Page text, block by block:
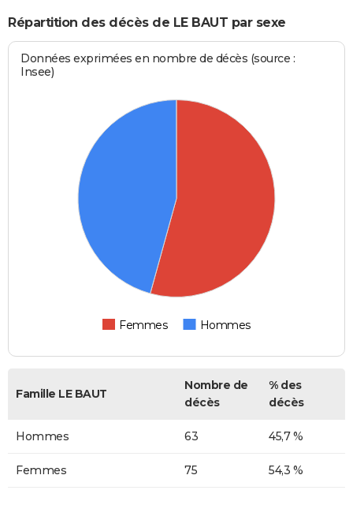
Répartition des décès de LE BAUT par sexe
Données exprimées en nombre de décès (source :
Insee)
Femmes Hommes
Famille LE BAUT
Nombre de
décès
% des
décès
Hommes 63 45,7 %
Femmes 75 54,3 %